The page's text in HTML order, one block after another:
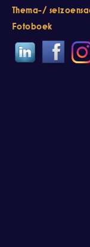
Thema-/
Fotoboek